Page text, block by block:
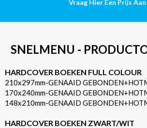
Vraag Hier Een Prijs
SNELMENU -
HARDCOVER BOEKEN FULL COLOUR
210x297mm-GENAAID
170x240mm-GENAAID
148x210mm-GENAAID
HARDCOVER BOEKEN ZWART/WIT